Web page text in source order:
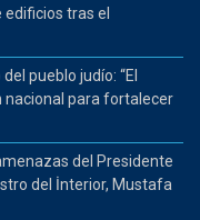
tras el
pueblo judío: “El
nacional para fortalecer
del Presidente
del İnterior, Mustafa